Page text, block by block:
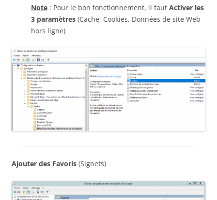
Note : Pour le bon fonctionnement, il faut Activer les
3 paramètres (Cache, Cookies, Données de site Web
hors ligne)
Ajouter des Favoris (Signets)